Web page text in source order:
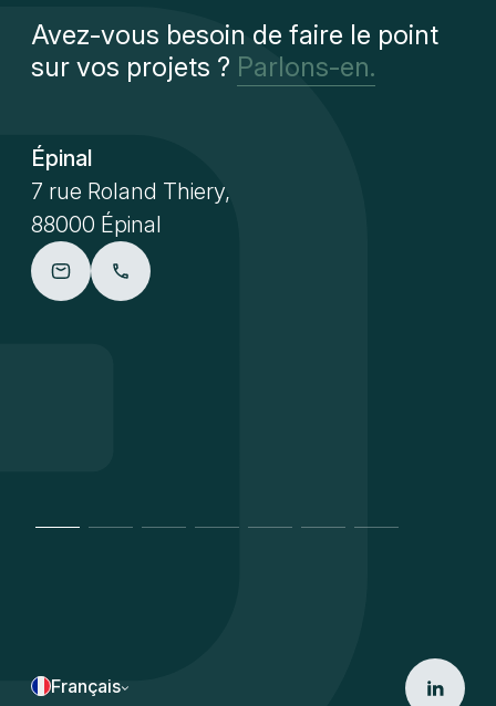
Avez-vous besoin de faire le point
sur vos projets ? Parlons-en.
Épinal
7 rue Roland Thiery,
88000 Épinal
Français